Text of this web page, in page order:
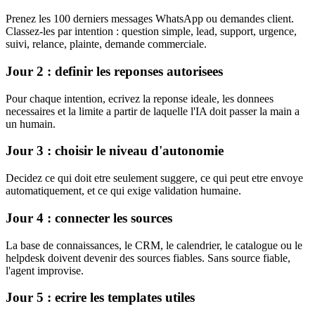
Prenez les 100 derniers messages WhatsApp ou demandes client.
Classez-les par intention : question simple, lead, support, urgence,
suivi, relance, plainte, demande commerciale.
Jour 2 : definir les reponses autorisees
Pour chaque intention, ecrivez la reponse ideale, les donnees
necessaires et la limite a partir de laquelle l'IA doit passer la main a
un humain.
Jour 3 : choisir le niveau d'autonomie
Decidez ce qui doit etre seulement suggere, ce qui peut etre envoye
automatiquement, et ce qui exige validation humaine.
Jour 4 : connecter les sources
La base de connaissances, le CRM, le calendrier, le catalogue ou le
helpdesk doivent devenir des sources fiables. Sans source fiable,
l'agent improvise.
Jour 5 : ecrire les templates utiles